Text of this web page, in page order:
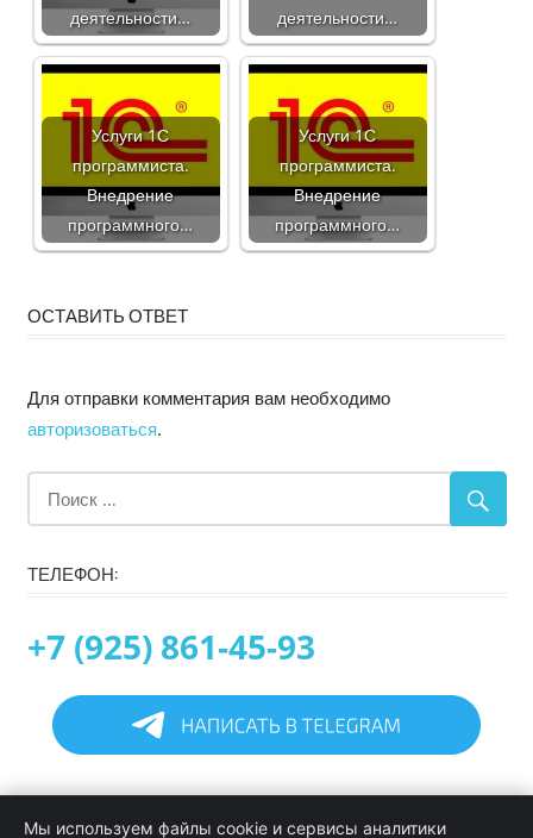
деятельности…
деятельности…
Услуги 1С
программиста.
Внедрение
программного…
Услуги 1С
программиста.
Внедрение
программного…
ОСТАВИТЬ ОТВЕТ
Для отправки комментария вам необходимо
авторизоваться.
ТЕЛЕФОН:
+7 (925) 861-45-93
Мы используем файлы cookie и сервисы аналитики